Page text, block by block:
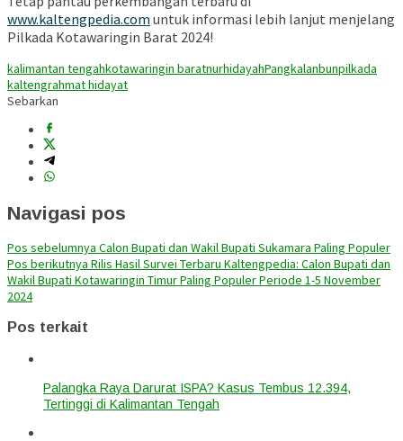
www.kaltengpedia.com untuk informasi lebih lanjut menjelang
Pilkada Kotawaringin Barat 2024!
kalimantan tengahkotawaringin baratnurhidayahPangkalanbunpilkada
kaltengrahmat hidayat
Sebarkan
Navigasi pos
Pos sebelumnya Calon Bupati dan Wakil Bupati Sukamara Paling Populer
Pos berikutnya Rilis Hasil Survei Terbaru Kaltengpedia: Calon Bupati dan
Wakil Bupati Kotawaringin Timur Paling Populer Periode 1-5 November
2024
Pos terkait
Palangka Raya Darurat ISPA? Kasus Tembus 12.394,
Tertinggi di Kalimantan Tengah